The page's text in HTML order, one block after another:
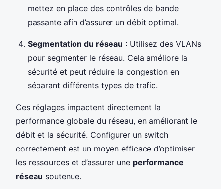
mettez en place des contrôles de bande
passante afin d’assurer un débit optimal.
Segmentation du réseau : Utilisez des VLANs
pour segmenter le réseau. Cela améliore la
sécurité et peut réduire la congestion en
séparant différents types de trafic.
Ces réglages impactent directement la
performance globale du réseau, en améliorant le
débit et la sécurité. Configurer un switch
correctement est un moyen efficace d’optimiser
les ressources et d’assurer une performance
réseau soutenue.